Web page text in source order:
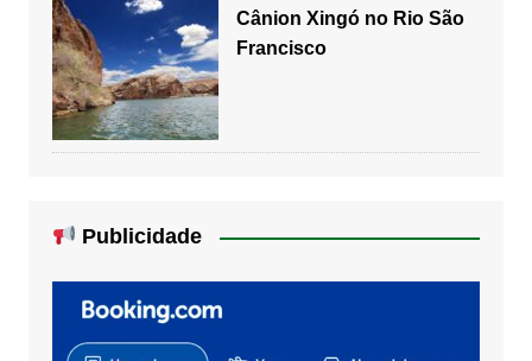
Cânion Xingó no Rio São
Francisco
Publicidade